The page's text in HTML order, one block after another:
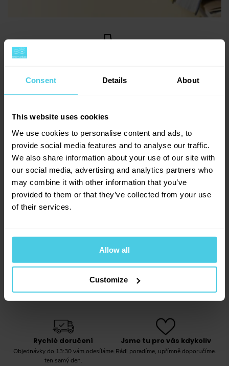
Consent Details About
This website uses cookies
We use cookies to personalise content and ads, to
provide social media features and to analyse our traffic.
We also share information about your use of our site with
our social media, advertising and analytics partners who
may combine it with other information that you’ve
provided to them or that they’ve collected from your use
of their services.
Allow all
Customize
+420 277 277 949
info@aromaniac.cz
Odpovídáme do jednoho dne
Vždy čerstvá káva
Pečlivě ji pro vás vybíráme a denně
Velký výběr kávy
Každý si najde tu svou chuť.
Rychlé doručení
Objednávky do 13:30 vám odesíláme
ten samý den.
Jsme tu pro vás kdykoliv
Rádi poradíme, upřímně doporučíme.